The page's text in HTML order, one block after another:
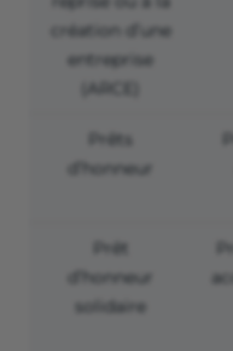
création d’une
entreprise
(ARCE)
Prêts
d’honneur
Prêt
d’honneur
solidaire